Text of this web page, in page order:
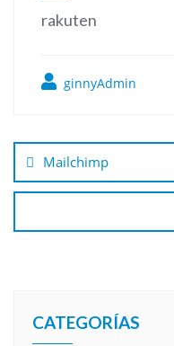
rakuten
ginnyAdmin
de
entradas
Mailchimp
CATEGORÍAS